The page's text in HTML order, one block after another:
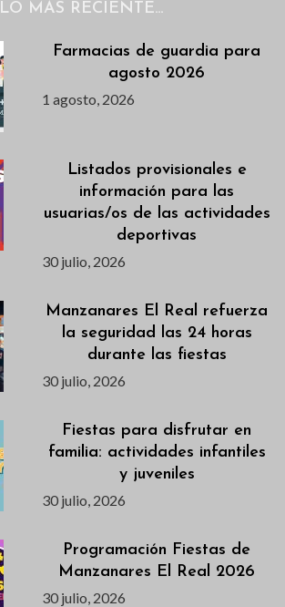
LO MÁS RECIENTE…
Farmacias de guardia para
agosto 2026
1 agosto, 2026
Listados provisionales e
información para las
usuarias/os de las actividades
deportivas
30 julio, 2026
Manzanares El Real refuerza
la seguridad las 24 horas
durante las fiestas
30 julio, 2026
Fiestas para disfrutar en
familia: actividades infantiles
y juveniles
30 julio, 2026
Programación Fiestas de
Manzanares El Real 2026
30 julio, 2026